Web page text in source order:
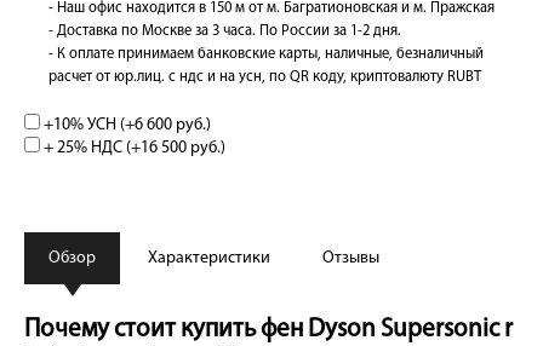
- Наш офис находится в 150 м от м. Багратионовская и м. Пражская
- Доставка по Москве за 3 часа. По России за 1-2 дня.
- К оплате принимаем банковские карты, наличные, безналичный
расчет от юр.лиц. с ндс и на усн, по QR коду, криптовалюту RUBT
+10% УСН (+6 600 руб.)
+ 25% НДС (+16 500 руб.)
Обзор Характеристики Отзывы
Почему стоит купить фен Dyson Supersonic r